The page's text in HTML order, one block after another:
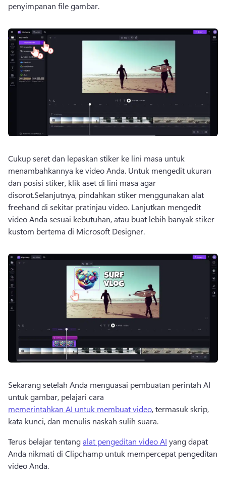
penyimpanan file gambar.
Cukup seret dan lepaskan stiker ke lini masa untuk
menambahkannya ke video Anda. Untuk mengedit ukuran
dan posisi stiker, klik aset di lini masa agar
disorot.Selanjutnya, pindahkan stiker menggunakan alat
freehand di sekitar pratinjau video. Lanjutkan mengedit
video Anda sesuai kebutuhan, atau buat lebih banyak stiker
kustom bertema di Microsoft Designer.
Sekarang setelah Anda menguasai pembuatan perintah AI
untuk gambar, pelajari cara
memerintahkan AI untuk membuat video, termasuk skrip,
kata kunci, dan menulis naskah sulih suara.
Terus belajar tentang alat pengeditan video AI yang dapat
Anda nikmati di Clipchamp untuk mempercepat pengeditan
video Anda.